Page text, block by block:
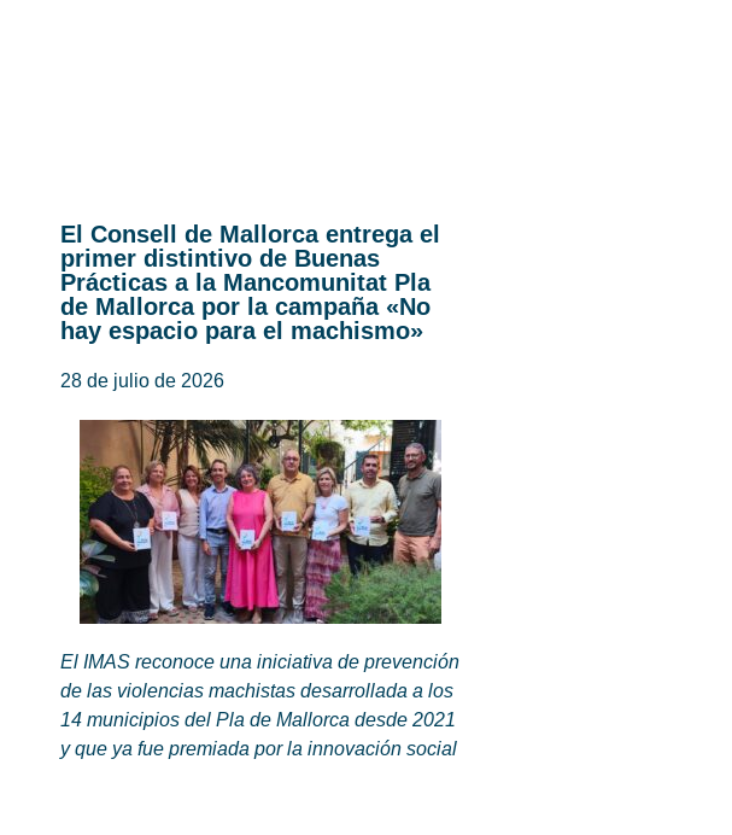
El Consell de Mallorca entrega el
primer distintivo de Buenas
Prácticas a la Mancomunitat Pla
de Mallorca por la campaña «No
hay espacio para el machismo»
28 de julio de 2026
El IMAS reconoce una iniciativa de prevención
de las violencias machistas desarrollada a los
14 municipios del Pla de Mallorca desde 2021
y que ya fue premiada por la innovación social